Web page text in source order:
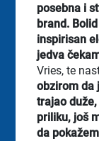
posebna i
brand.
inspirisan
jedva
Vries, te
obzirom da
trajao
priliku, još
da